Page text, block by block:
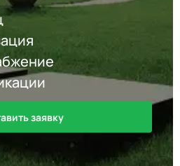
заявку